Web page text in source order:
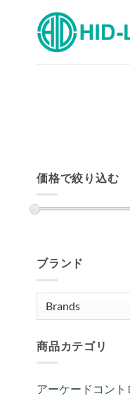
価格で絞り込む
ブランド
商品カテゴリ
アーケードコント